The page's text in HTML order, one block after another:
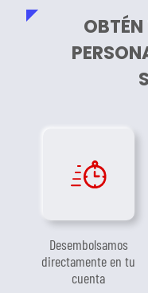
Desembolsamos
directamente en tu
cuenta